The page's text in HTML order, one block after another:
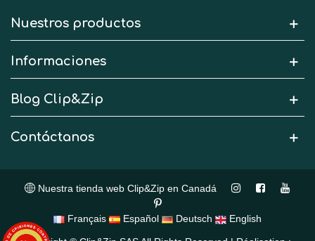
Nuestros productos
Informaciones
Blog Clip&Zip
Contáctanos
Nuestra tienda web Clip&Zip en Canadá
Français Español Deutsch English